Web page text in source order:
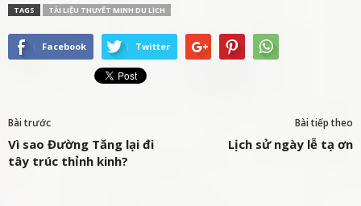
TAGS TÀI LIỆU THUYẾT MINH DU LỊCH
Facebook Twitter
Bài trước
Vì sao Đường Tăng lại đi
tây trúc thỉnh kinh?
Bài tiếp theo
Lịch sử ngày lễ tạ ơn